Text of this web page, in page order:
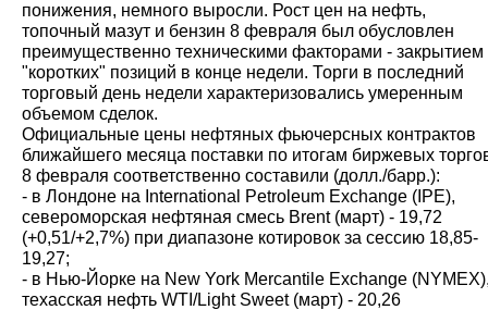
понижения, немного выросли. Рост цен на нефть,
топочный мазут и бензин 8 февраля был обусловлен
преимущественно техническими факторами - закрытием
"коротких" позиций в конце недели. Торги в последний
торговый день недели характеризовались умеренным
объемом сделок.
Официальные цены нефтяных фьючерсных контрактов
ближайшего месяца поставки по итогам биржевых
8 февраля соответственно составили (долл./барр.):
- в Лондоне на International Petroleum Exchange (IPE),
североморская нефтяная смесь Brent (март) - 19,72
(+0,51/+2,7%) при диапазоне котировок за сессию 18,85-
19,27;
- в Нью-Йорке на New York Mercantile Exchange
техасская нефть WTI/Light Sweet (март) - 20,26